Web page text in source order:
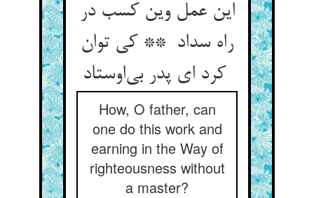
این عمل وین کسب در
راه سداد ** کی توان
How, O father, can
one do this work and
earning in the Way of
righteousness without
a master?